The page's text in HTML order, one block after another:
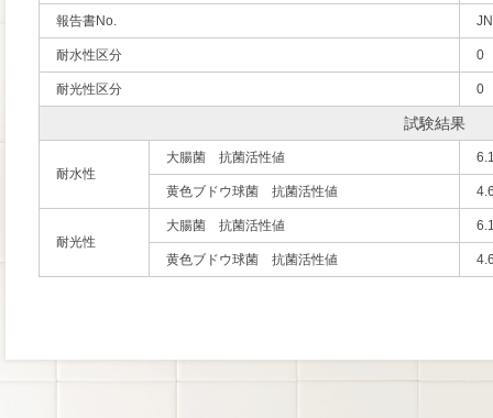
報告書No.
耐水性区分 0
耐光性区分 0
試験結果
耐水性
大腸菌 抗菌活性値
黄色ブドウ球菌 抗菌活性値
耐光性
大腸菌 抗菌活性値
黄色ブドウ球菌 抗菌活性値